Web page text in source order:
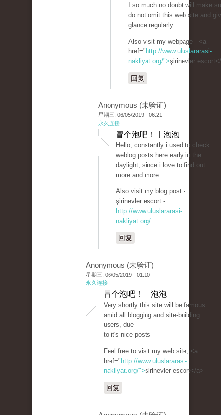
I so much no doubt will make
do not omit this web site and
glance regularly.
Also visit my webpage - <a
href=" http://www.uluslararasi-
nakliyat.org/">şirinevler
回复
Anonymous (未验证)
星期三, 06/05/2019 - 06:21
永久连接
冒个泡吧！ | 泡泡
Hello, constantly i used to check
weblog posts here early in the
daylight, since i love to find out
more and more.
Also visit my blog post -
şirinevler escort -
http://www.uluslararasi-
nakliyat.org/
回复
Anonymous (未验证)
星期三, 06/05/2019 - 01:10
永久连接
冒个泡吧！ | 泡泡
Very shortly this site will be famous
amid all blogging and site-building
users, due
to it's nice posts
Feel free to visit my web site; <a
href=" http://www.uluslararasi-
nakliyat.org/">şirinevler escort</a>
回复